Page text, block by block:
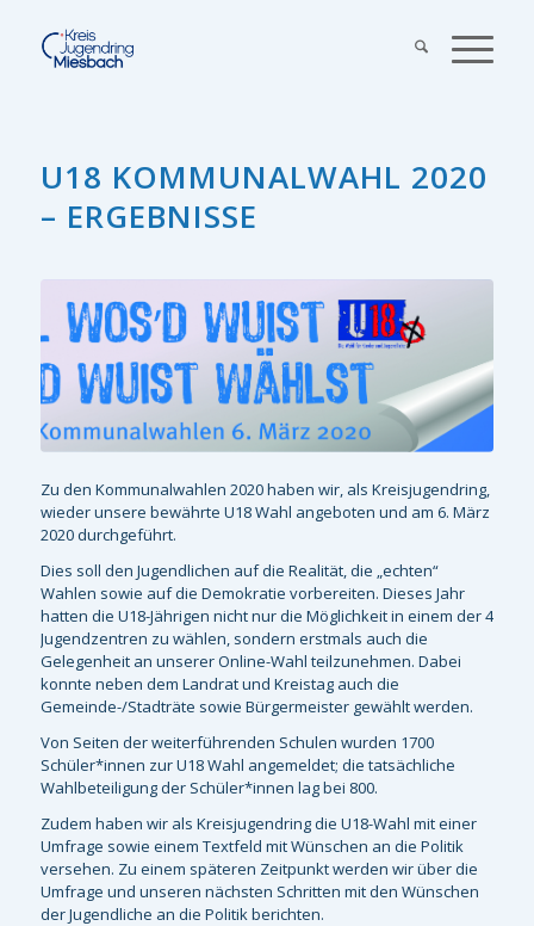
U18 KOMMUNALWAHL 2020
– ERGEBNISSE
Zu den Kommunalwahlen 2020 haben wir, als Kreisjugendring,
wieder unsere bewährte U18 Wahl angeboten und am 6. März
2020 durchgeführt.
Dies soll den Jugendlichen auf die Realität, die „echten“
Wahlen sowie auf die Demokratie vorbereiten. Dieses Jahr
hatten die U18-Jährigen nicht nur die Möglichkeit in einem der 4
Jugendzentren zu wählen, sondern erstmals auch die
Gelegenheit an unserer Online-Wahl teilzunehmen. Dabei
konnte neben dem Landrat und Kreistag auch die
Gemeinde-/Stadträte sowie Bürgermeister gewählt werden.
Von Seiten der weiterführenden Schulen wurden 1700
Schüler*innen zur U18 Wahl angemeldet; die tatsächliche
Wahlbeteiligung der Schüler*innen lag bei 800.
Zudem haben wir als Kreisjugendring die U18-Wahl mit einer
Umfrage sowie einem Textfeld mit Wünschen an die Politik
versehen. Zu einem späteren Zeitpunkt werden wir über die
Umfrage und unseren nächsten Schritten mit den Wünschen
der Jugendliche an die Politik berichten.